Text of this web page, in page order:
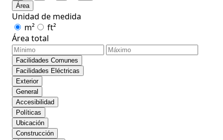
Área
Unidad de medida
m²
ft²
Área total
Facilidades Comunes
Facilidades Eléctricas
Exterior
General
Accesibilidad
Políticas
Ubicación
Construcción